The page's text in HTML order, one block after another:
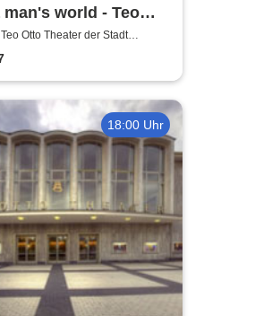
world - Teo
Otto Theater der Stadt
18:00 Uhr